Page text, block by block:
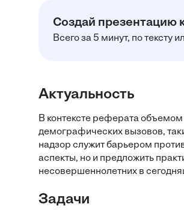
Создай презентацию
Всего за 5 минут, по тексту
Актуальность
В контексте реферата
демографических вызовов,
надзор служит барьером
аспекты, но и предложить
несовершеннолетних в
Задачи